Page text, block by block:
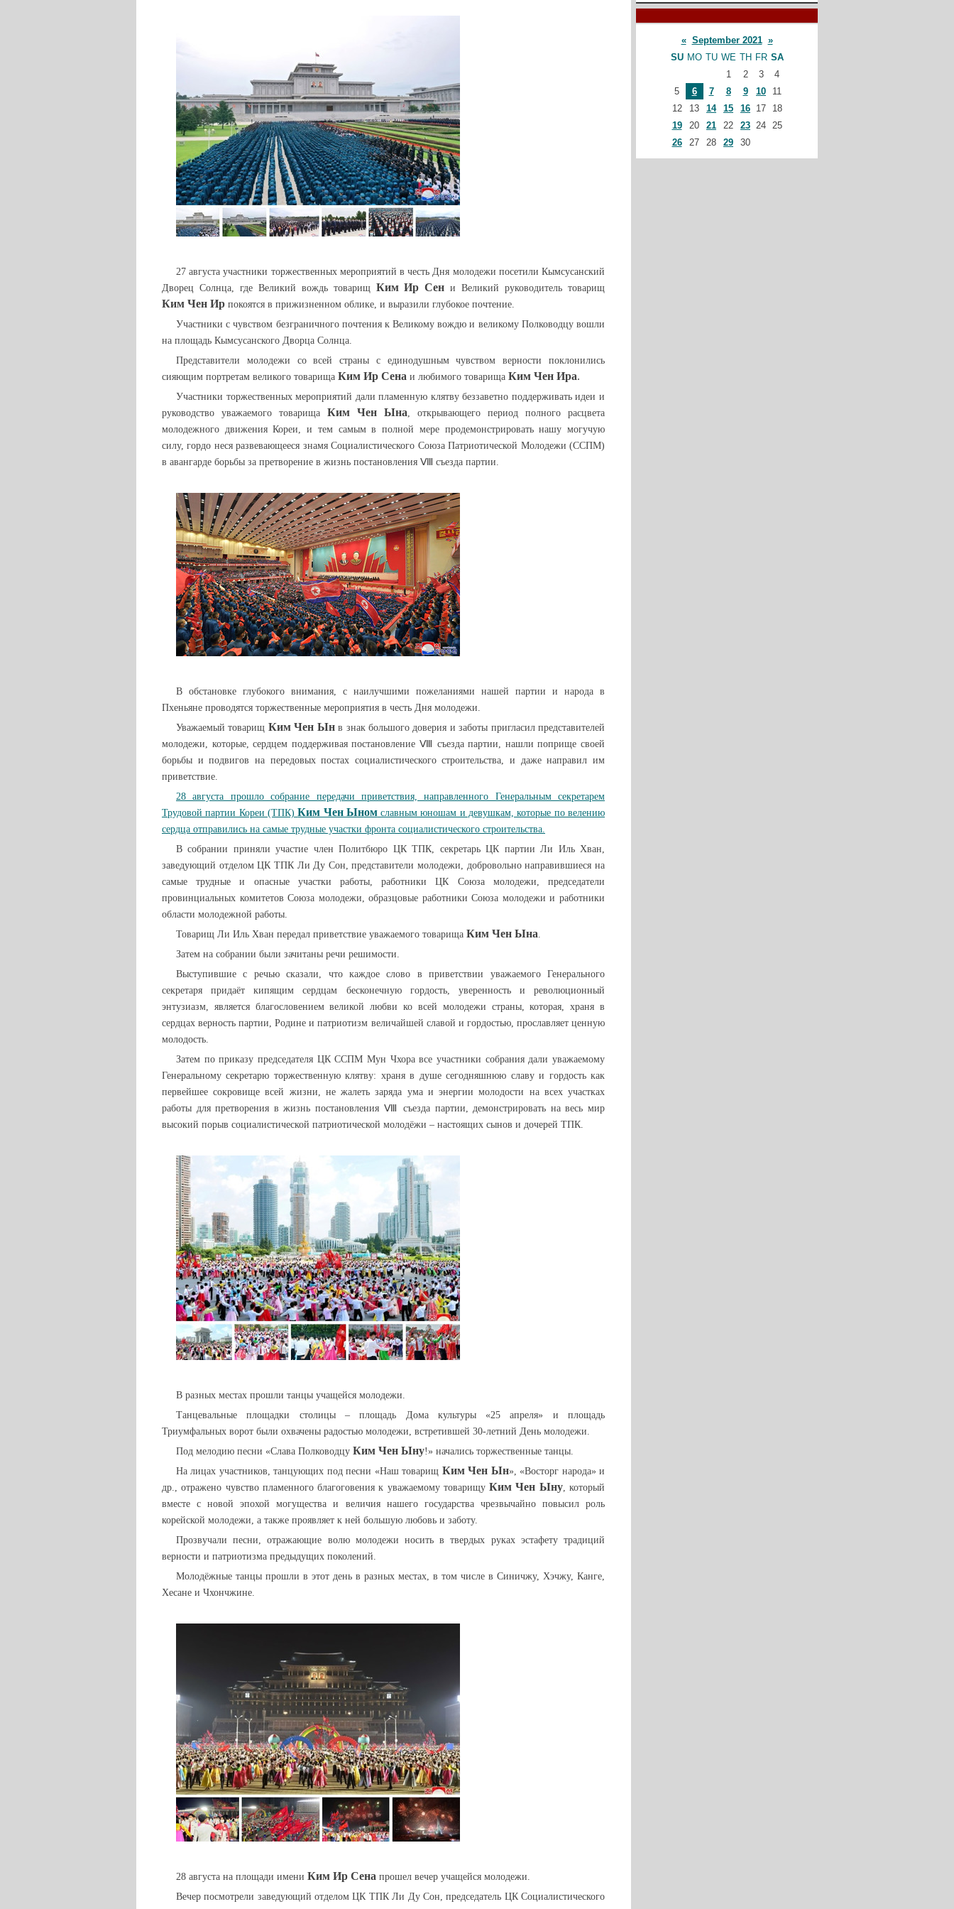
27 августа участники торжественных мероприятий в честь Дня молодежи посетили Кымсусанский
Дворец Солнца, где Великий вождь товарищ Ким Ир Сен и Великий руководитель товарищ
Ким Чен Ир покоятся в прижизненном облике, и выразили глубокое почтение.
Участники с чувством безграничного почтения к Великому вождю и великому Полководцувошли
на площадь Кымсусанского Дворца Солнца.
Представители молодежи со всей страны с единодушным чувством верности поклонились
сияющим портретам великого товарища Ким Ир Сена и любимого товарища Ким Чен Ира.
Участники торжественных мероприятий дали пламенную клятву беззаветно поддерживать идеи и
руководство уважаемого товарища Ким Чен Ына, открывающего период полного расцвета
молодежного движения Кореи, и тем самым в полной мере продемонстрировать нашу могучую
силу, гордо неся развевающееся знамя Социалистического Союза Патриотической Молодежи (ССПМ)
в авангарде борьбы за претворение в жизнь постановления Ⅷ съезда партии.
В обстановке глубокого внимания, с наилучшими пожеланиями нашей партии и народа в
Пхеньяне проводятся торжественные мероприятия в честь Дня молодежи.
Уважаемый товарищ Ким Чен Ынв знак большого доверия и заботы пригласил представителей
молодежи, которые, сердцем поддерживая постановление Ⅷ съезда партии, нашли поприще своей
борьбы и подвигов на передовых постах социалистического строительства, и даже направил им
приветствие.
28 августа прошло собрание передачи приветствия, направленного Генеральным секретарем
Трудовой партии Кореи (ТПК)Ким Чен Ыномславным юношам и девушкам, которые по велению
сердца отправились на самые трудные участки фронта социалистического строительства.
В собрании приняли участие член Политбюро ЦК ТПК, секретарь ЦК партии Ли Иль Хван,
заведующий отделом ЦК ТПК Ли Ду Сон, представители молодежи, добровольно направившиеся на
самые трудные и опасные участки работы, работники ЦК Союза молодежи, председатели
провинциальных комитетов Союза молодежи, образцовые работники Союза молодежи и работники
области молодежной работы.
Товарищ Ли Иль Хван передал приветствие уважаемого товарища Ким Чен Ына.
Затем на собрании были зачитаны речи решимости.
Выступившие с речью сказали, что каждое слово в приветствии уважаемого Генерального
секретаря придаёт кипящим сердцам бесконечную гордость, уверенность и революционный
энтузиазм, является благословением великой любви ко всей молодежи страны, которая, храня в
сердцах верность партии, Родине и патриотизм величайшей славой и гордостью, прославляет ценную
молодость.
Затем по приказу председателя ЦК ССПМ Мун Чхора все участники собрания дали уважаемому
Генеральному секретарю торжественную клятву: храня в душе сегодняшнюю славу и гордость как
первейшее сокровище всей жизни, не жалеть заряда ума и энергии молодости на всех участках
работы для претворения в жизнь постановления Ⅷ съезда партии, демонстрировать на весь мир
высокий порыв социалистической патриотической молодёжи – настоящих сынов и дочерей ТПК.
В разных местах прошли танцы учащейся молодежи.
Танцевальные площадки столицы – площадь Дома культуры «25 апреля» и площадь
Триумфальных ворот были охвачены радостью молодежи, встретившей 30-летний День молодежи.
Под мелодию песни «Слава Полководцу Ким Чен Ыну!» начались торжественные танцы.
На лицах участников, танцующих под песни «Наш товарищ Ким Чен Ын», «Восторг народа» и
др., отражено чувство пламенного благоговения к уважаемому товарищуКим Чен Ыну, который
вместе с новой эпохой могущества и величия нашего государства чрезвычайно повысил роль
корейской молодежи, а также проявляет к ней большую любовь и заботу.
Прозвучали песни, отражающие волю молодежи носить в твердых руках эстафету традиций
верности и патриотизма предыдущих поколений.
Молодёжные танцы прошли в этот день в разных местах, в том числе в Синичжу, Хэчжу, Канге,
Хесане и Чхончжине.
28 августа на площади имени Ким Ир Сена прошел вечер учащейся молодежи.
Вечер посмотрели заведующий отделом ЦК ТПК Ли Ду Сон, председатель ЦК Социалистического
« September 2021 »
SU MO TU WE TH FR SA
1
2 3
4
5
6 7 8 9 10
11
12
13 14 15 16 17
18
19
20 21 22 23 24 25
26
27 28 29 30